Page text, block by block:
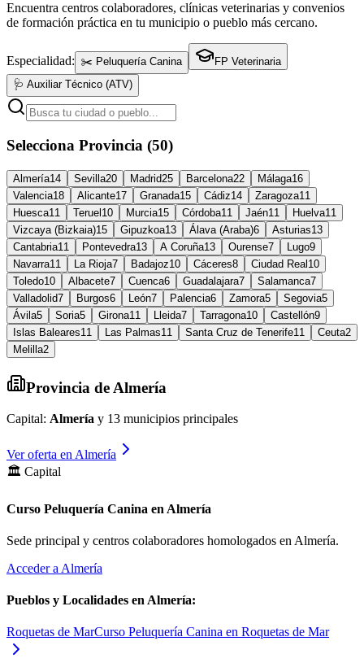
Encuentra centros colaboradores, clínicas veterinarias y convenios
de formación práctica en tu municipio o pueblo más cercano.
Especialidad: ✂️ Peluquería Canina
FP Veterinaria
🩺 Auxiliar Técnico (ATV)
Selecciona Provincia (50)
Almería14 Sevilla20 Madrid25 Barcelona22 Málaga16
Valencia18 Alicante17 Granada15 Cádiz14 Zaragoza11
Huesca11 Teruel 10 Murcia15 Córdoba11 Jaén11 Huelva11
Vizcaya (Bizkaia)15 Gipuzkoa13 Álava (Araba)6 Asturias13
Cantabria11 Pontevedra13 A Coruña13 Ourense7 Lugo9
Navarra11 La Rioja7 Badajoz10 Cáceres8 Ciudad Real 10
Toledo10 Albacete7 Cuenca6 Guadalajara7 Salamanca7
Valladolid7 Burgos6 León7 Palencia6 Zamora5 Segovia5
Ávila5 Soria5 Girona11 Lleida7 Tarragona10 Castellón9
Islas Baleares11 Las Palmas11 Santa Cruz de Tenerife11 Ceuta2
Melilla2
Provincia de Almería
Capital: Almería y 13 municipios principales
Ver oferta en Almería
🏛️ Capital
Curso Peluquería Canina en Almería
Sede principal y centros colaboradores homologados en Almería.
Acceder a Almería
Pueblos y Localidades en Almería:
Roquetas de MarCurso Peluquería Canina en Roquetas de Mar